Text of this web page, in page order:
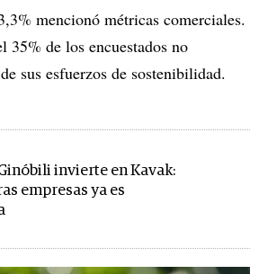
mencionó métricas comerciales.
35% de los encuestados no
sus esfuerzos de sostenibilidad.
invierte en Kavak:
empresas ya es